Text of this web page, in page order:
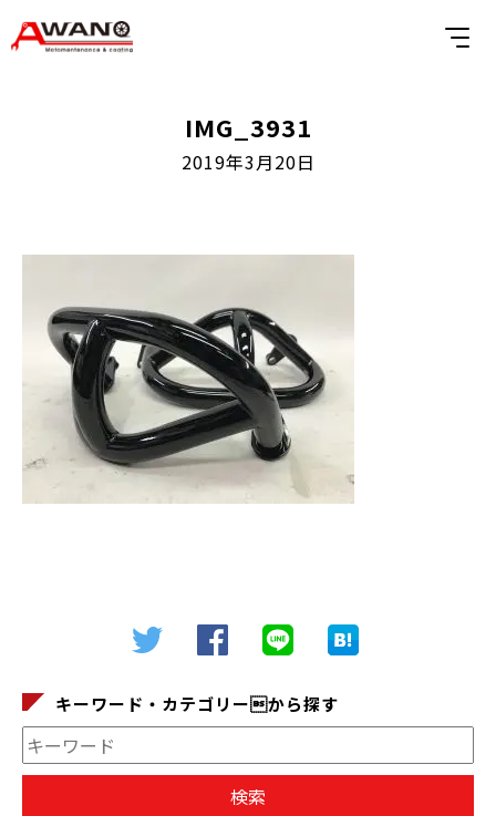
IMG_3931
2019年3月20日
キーワード・カテゴリーから探す